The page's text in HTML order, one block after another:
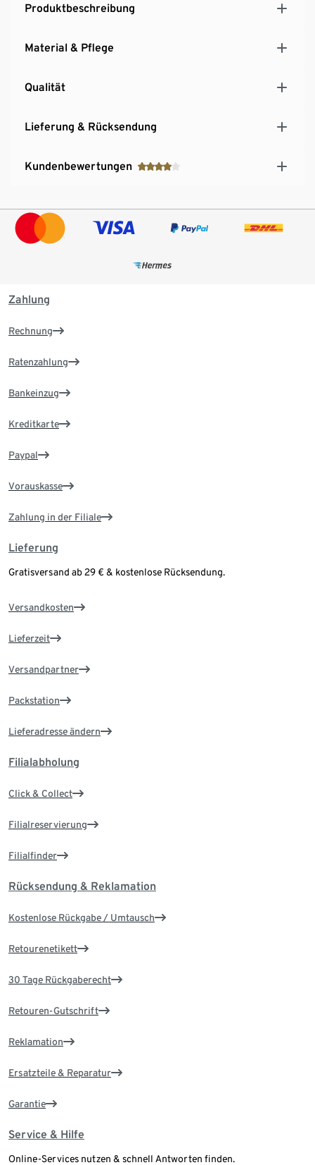
Produktbeschreibung
Material & Pflege
Qualität
Lieferung & Rücksendung
Kundenbewertungen
Zahlung
Rechnung
Ratenzahlung
Bankeinzug
Kreditkarte
Paypal
Vorauskasse
Zahlung in der Filiale
Lieferung
Gratisversand ab 29 € & kostenlose Rücksendung.
Versandkosten
Lieferzeit
Versandpartner
Packstation
Lieferadresse ändern
Filialabholung
Click & Collect
Filialreservierung
Filialfinder
Rücksendung & Reklamation
Kostenlose Rückgabe / Umtausch
Retourenetikett
30 Tage Rückgaberecht
Retouren-Gutschrift
Reklamation
Ersatzteile & Reparatur
Garantie
Service & Hilfe
Online-Services nutzen & schnell Antworten finden.